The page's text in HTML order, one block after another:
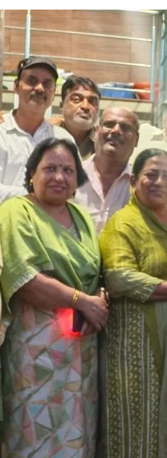
पोषण भी, पढ़ाई भी'
केंद्र में हुआ...
Rais Khan : Chief Editor Jul 5, 2026
News-ratlam-letestnews-
ratlamnews-paryavaran-